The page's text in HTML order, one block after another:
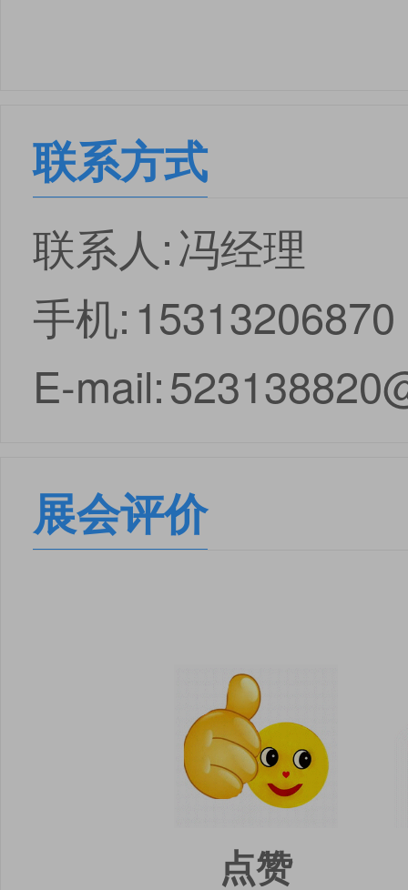
联系方式
联系人:冯经理
手机: 15313206870
E-mail:
展会评价
点赞
点击
安卓版下载 iOS版下载